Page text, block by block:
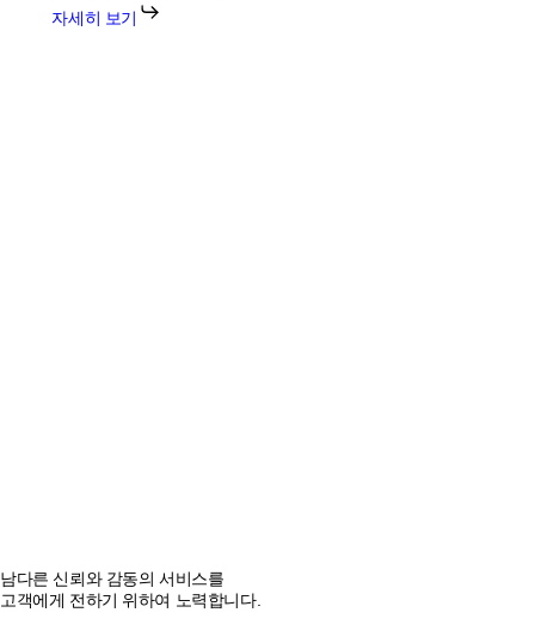
자세히 보기
온라인문의
남다른 신뢰와 감동의 서비스를
고객에게 전하기 위하여 노력합니다.